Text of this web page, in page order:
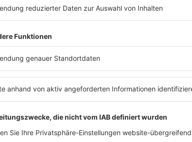
Weitere Events
Frankfurt, Frankfurt am Main
Hall , Berlin
Köln, Köln